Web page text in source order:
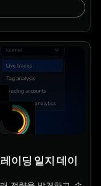
이딩 일지 데이